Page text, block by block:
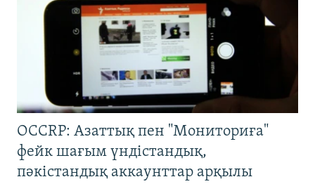
OCCRP: Азаттық пен "Мониториға"
фейк шағым үндістандық,
пәкістандық аккаунттар арқылы